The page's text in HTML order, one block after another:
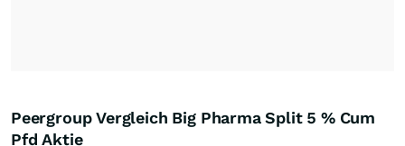
Peergroup Vergleich Big Pharma Split 5 % Cum
Pfd Aktie